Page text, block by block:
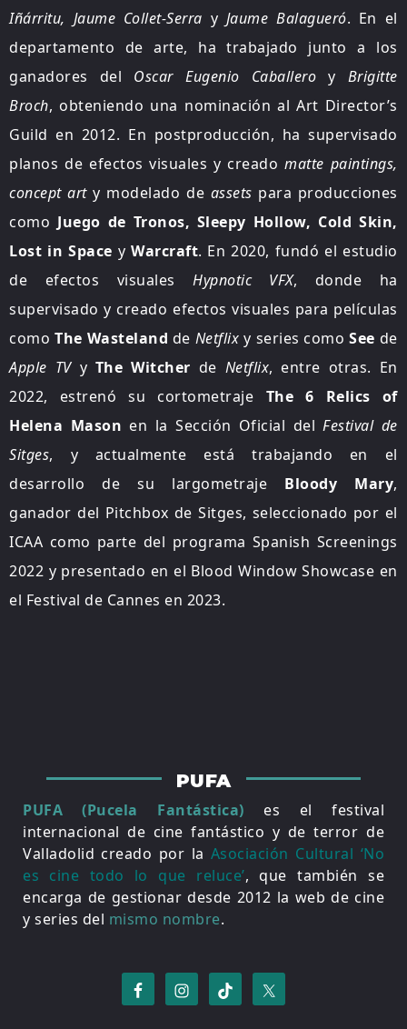
Iñárritu, Jaume Collet-Serra y Jaume Balagueró. En el
departamento de arte, ha trabajado junto a los
ganadores del Oscar Eugenio Caballero y Brigitte
Broch, obteniendo una nominación al Art Director’s
Guild en 2012. En postproducción, ha supervisado
planos de efectos visuales y creadomatte paintings,
concept arty modelado de assets para producciones
como Juego de Tronos, Sleepy Hollow, Cold Skin,
Lost in Space yWarcraft. En 2020, fundó el estudio
de efectos visuales Hypnotic VFX, donde ha
supervisado y creado efectos visuales para películas
como The Wasteland de Netflix y series comoSee de
Apple TVy The Witcher de Netflix, entre otras. En
2022, estrenó su cortometraje The 6 Relics of
Helena Mason en la Sección Oficial delFestival de
Sitges, y actualmente está trabajando en el
desarrollo de su largometraje Bloody Mary,
ganador del Pitchbox de Sitges, seleccionado por el
ICAA como parte del programa Spanish Screenings
2022 y presentado en el Blood Window Showcase en
el Festival de Cannes en 2023.
PUFA
PUFA (Pucela Fantástica) es el festival
internacional de cine fantástico y de terror de
Valladolid creado por la Asociación Cultural ‘No
es cine todo lo que reluce’, que también se
encarga de gestionar desde 2012 la web de cine
y series del mismo nombre.